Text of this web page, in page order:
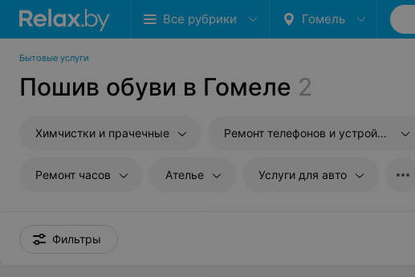
Все рубрики Гомель
Бытовые услуги
Пошив обуви в Гомеле 2
Химчистки и прачечные Ремонт телефонов и устройств связи
Ремонт часов Ателье Услуги для авто
Фильтры